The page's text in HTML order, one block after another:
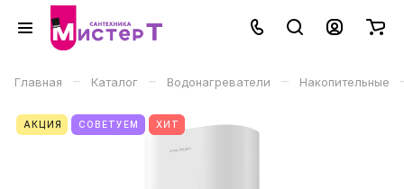
Главная – Каталог – Водонагреватели – Накопительные
АКЦИЯ СОВЕТУЕМ ХИТ